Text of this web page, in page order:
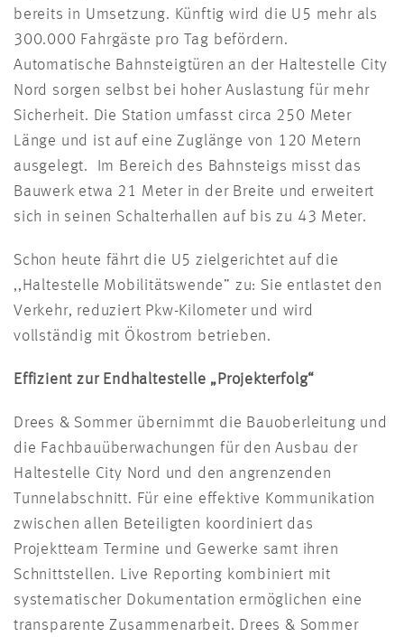
bereits in Umsetzung. Künftig wird die U5 mehr als
300.000 Fahrgäste pro Tag befördern.
Automatische Bahnsteigtüren an der Haltestelle City
Nord sorgen selbst bei hoher Auslastung für mehr
Sicherheit. Die Station umfasst circa 250 Meter
Länge und ist auf eine Zuglänge von 120 Metern
ausgelegt. Im Bereich des Bahnsteigs misst das
Bauwerk etwa 21 Meter in der Breite und erweitert
sich in seinen Schalterhallen auf bis zu 43 Meter.
Schon heute fährt die U5 zielgerichtet auf die
,,Haltestelle Mobilitätswende” zu: Sie entlastet den
Verkehr, reduziert Pkw-Kilometer und wird
vollständig mit Ökostrom betrieben.
Effizient zur Endhaltestelle „Projekterfolg“
Drees & Sommer übernimmt die Bauoberleitung und
die Fachbauüberwachungen für den Ausbau der
Haltestelle City Nord und den angrenzenden
Tunnelabschnitt. Für eine effektive Kommunikation
zwischen allen Beteiligten koordiniert das
Projektteam Termine und Gewerke samt ihren
Schnittstellen. Live Reporting kombiniert mit
systematischer Dokumentation ermöglichen eine
transparente Zusammenarbeit. Drees & Sommer